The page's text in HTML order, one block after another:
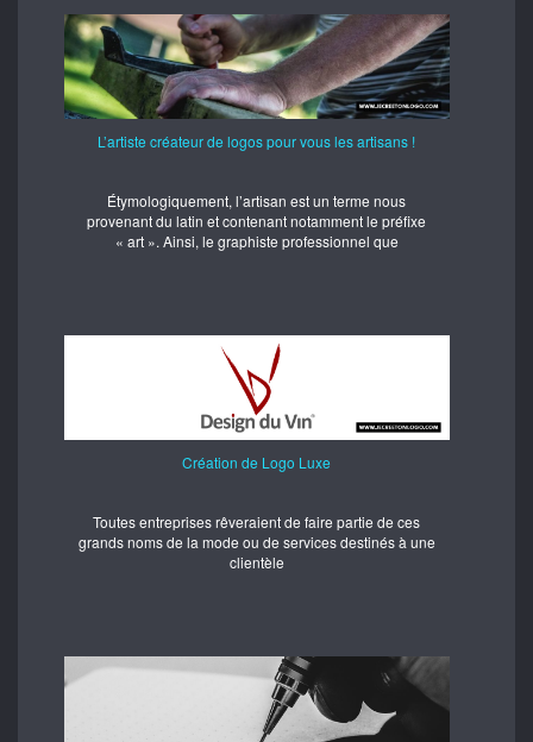
L’artiste créateur de logos pour vous les artisans !
Étymologiquement, l’artisan est un terme nous
provenant du latin et contenant notamment le préfixe
« art ». Ainsi, le graphiste professionnel que
Création de Logo Luxe
Toutes entreprises rêveraient de faire partie de ces
grands noms de la mode ou de services destinés à une
clientèle